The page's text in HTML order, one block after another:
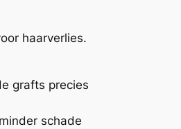
haarverlies.
grafts precies
schade